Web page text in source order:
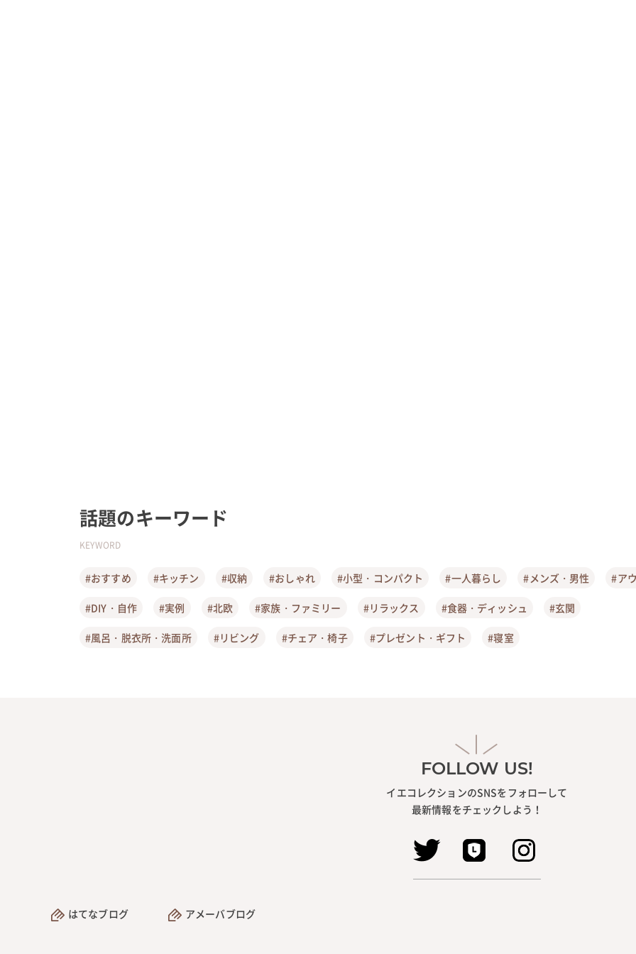
話題のキーワード
KEYWORD
#おすすめ #キッチン #収納 #おしゃれ #小型・コンパクト #一人暮らし #メンズ・男性 #ア
#DIY・自作 #実例 #北欧 #家族・ファミリー #リラックス #食器・ディッシュ #玄関
#風呂・脱衣所・洗面所 #リビング #チェア・椅子 #プレゼント・ギフト #寝室
FOLLOW US!
イエコレクションのSNSをフォローして
最新情報をチェックしよう！
はてなブログ アメーバブログ